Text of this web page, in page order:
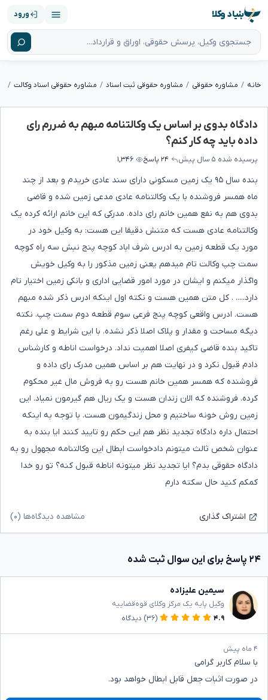
بنیاد وکلا ورود
خانه مشاوره حقوقی مشاوره حقوقی ثبت اسناد مشاوره حقوقی اسناد وکالت
دادگاه بدوی بر اساس یک وکالتنامه مبهم به ضررم رای
داده باید چه کار کنم؟
پرسیده شده ۵ سال پیش ۲۴ پاسخ ۱,۳۴۶
بنده سال ۹۵ یک زمین مسکونی دارای سند عادی خریدم و بعد از چند
ماه همسر فروشنده با یک وکالتنامه عادی مدعی زمین شده و قاضی
بدوی هم به نفع همین خانم رای داده. مدرکی که این خانم ارائه کرده یک
وکالتنامه عادی هست که متنش دقیقا این هست: به وکیل خود در
مورد یک قطعه زمین به ادرس شرف اباد کوچه پنج نبش سه راه کوچه
سمت چپ وکالت تام میدهم یعنی زمین مذکور را به وکیل خویش
واگذار میکنم و ایشان در مورد امور قضایی اداری و بانکی زمین اختیار تام
دارد..... . کل متن همین هست و نکته اول اینکه ادرس ذکر شده مبهم
هست. ادرس واقعی کوچه پنج فرعی سوم قطعه دوم سمت چپ. نکته
دیگه مساحت و مقدار و پلاک اصلا ذکر نشده. با این شرایط و علی رغم
تاکید بنده قاضی کیفری اصلا اهمیت نداد. درخواست اناطه و کارشناس
دادم قبول نکرد و در نهایت هم بر اساس همین مدرک رای داده و
فروشنده که همسر همین خانم هست رو به فروش مال غیر محکوم
کرده. فروشنده که الان زندان هست و یک ریال هم گیرمون نمیاد. این
زمین روش خونه ساختیم و محل زندگیمون هست. با توجه به اینکه
احتمال داره دادگاه تجدید نظر هم این حکم رو تایید کنند ایا بنده به
عنوان شخص ثالث میتونم دادخواست ابطال این وکالتنامه مجهول رو به
دادگاه حقوقی بدم؟ ایا تجدید نظر میتونه اناطه قبول کنه؟ تو رو خدا
کمکم کنید حال سکته دارم
اشتراک گذاری مشاهده دیدگاه‌ها (۰)
۲۴ پاسخ برای این سوال ثبت شده
سیمین علیزاده
وکیل پایه یک مرکز وکلای قوه‌قضاییه
۴.۹
(۳۶) دیدگاه
۴ ماه پیش
با سلام کاربر گرامی
در صورت اثبات جعل قابل ابطال خواهد بود.